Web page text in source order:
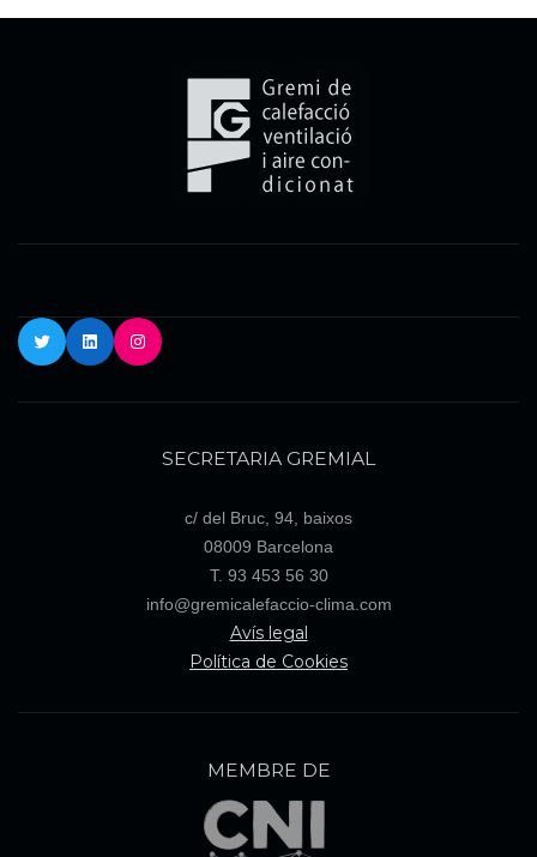
TwitterLinkedInInstagram
SECRETARIA GREMIAL
c/ del Bruc, 94, baixos
08009 Barcelona
T. 93 453 56 30
info@gremicalefaccio-clima.com
Avís legal
Política de Cookies
MEMBRE DE